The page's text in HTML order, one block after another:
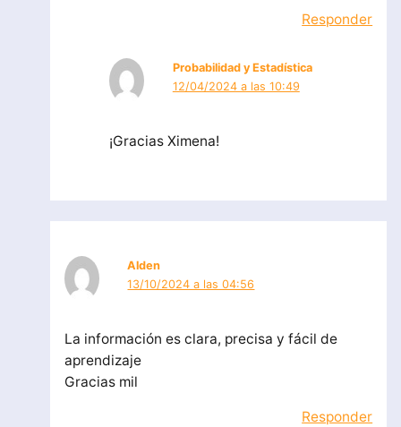
Responder
Probabilidad y Estadística
12/04/2024 a las 10:49
¡Gracias Ximena!
Alden
13/10/2024 a las 04:56
La información es clara, precisa y fácil de
aprendizaje
Gracias mil
Responder